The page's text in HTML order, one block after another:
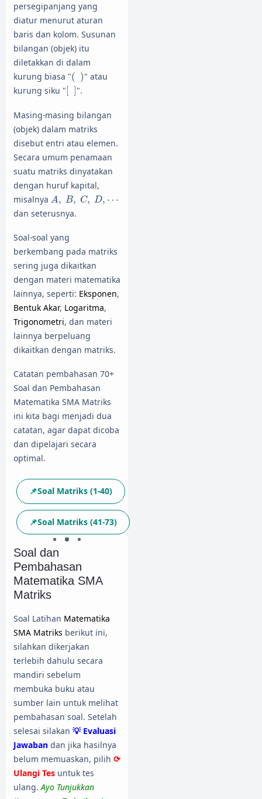
persegipanjang yang
diatur menurut aturan
baris dan kolom. Susunan
bilangan (objek) itu
diletakkan di dalam
kurung biasa "( )
( ) " atau
kurung siku "[ ]".
Masing-masing bilangan
(objek) dalam matriks
disebut entri atau elemen.
Secara umum penamaan
suatu matriks dinyatakan
dengan huruf kapital,
misalnya A, B, C, D, ⋯
A B, C,D ⋯
dan seterusnya.
Soal-soal yang
berkembang pada matriks
sering juga dikaitkan
dengan materi matematika
lainnya, seperti: Eksponen,
Bentuk Akar, Logaritma,
Trigonometri, dan materi
lainnya berpeluang
dikaitkan dengan matriks.
Catatan pembahasan 70+
Soal dan Pembahasan
Matematika SMA Matriks
ini kita bagi menjadi dua
catatan, agar dapat dicoba
dan dipelajari secara
optimal.
📌Soal Matriks (1-40)
📌Soal Matriks (41-73)
Soal dan
Pembahasan
Matematika SMA
Matriks
Soal Latihan Matematika
SMA Matriks berikut ini,
silahkan dikerjakan
terlebih dahulu secara
mandiri sebelum
membuka buku atau
sumber lain untuk melihat
pembahasan soal. Setelah
selesai silakan 💡 Evaluasi
Jawaban dan jika hasilnya
belum memuaskan, pilih ⟳
Ulangi Tes untuk tes
ulang.Ayo Tunjukkan